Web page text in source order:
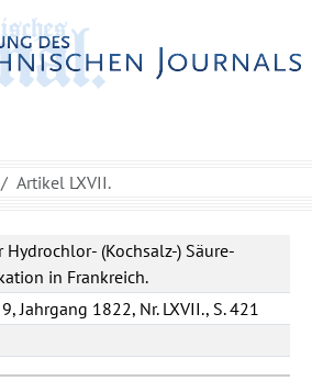
Artikel LXVII.
Hydrochlor- (Kochsalz-) Säure-
in Frankreich.
Jahrgang 1822, Nr. LXVII., S. 421